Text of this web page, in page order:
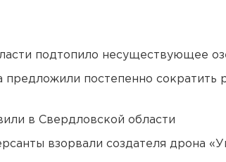
подтопило несуществующее
предложили постепенно сократить
в Свердловской области
взорвали создателя дрона